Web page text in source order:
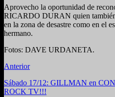
Aprovecho la oportunidad de
RICARDO DURAN quien
en la zona de desastre como en el
hermano.
Fotos: DAVE URDANETA.
Anterior
Sábado 17/12: GILLMAN en
ROCK TV!!!